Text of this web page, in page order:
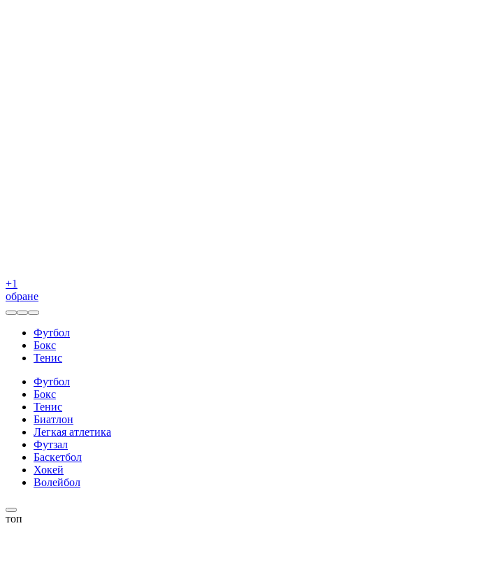
+1
обране
Футбол
Бокс
Тенис
Футбол
Бокс
Тенис
Биатлон
Легкая атлетика
Футзал
Баскетбол
Хокей
Волейбол
топ